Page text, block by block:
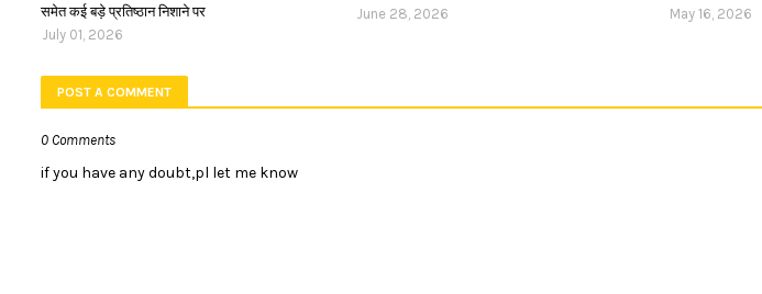
समेत कई बड़े प्रतिष्ठान निशाने पर
July 01, 2026
June 28, 2026 May 16, 2026
POST A COMMENT
0 Comments
if you have any doubt,pl let me know